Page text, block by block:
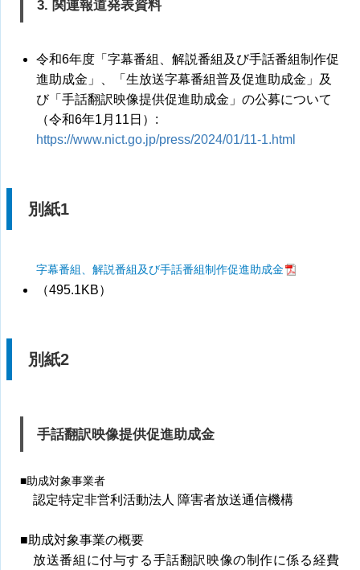
3. 関連報道発表資料
令和6年度「字幕番組、解説番組及び手話番組制作促
進助成金」、「生放送字幕番組普及促進助成金」及
び「手話翻訳映像提供促進助成金」の公募について
（令和6年1月11日）:
https://www.nict.go.jp/press/2024/01/11-1.html
別紙1
字幕番組、解説番組及び手話番組制作促進助成金
（495.1KB）
別紙2
手話翻訳映像提供促進助成金
■助成対象事業者
認定特定非営利活動法人 障害者放送通信機構
■助成対象事業の概要
放送番組に付与する手話翻訳映像の制作に係る経費